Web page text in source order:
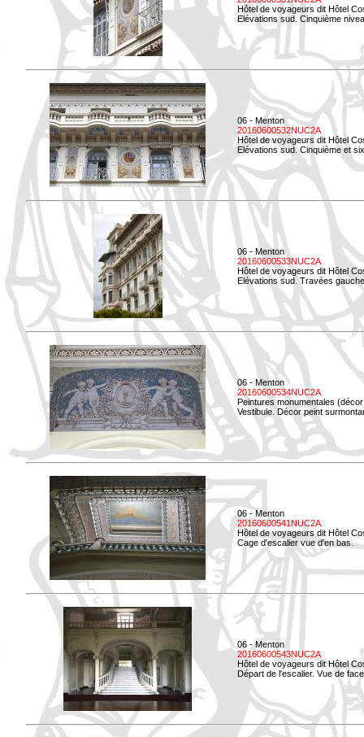
Hôtel de voyageurs dit Hôtel
Elévations sud. Cinquième
06 - Menton
20160600532NUC2A
Hôtel de voyageurs dit Hôtel
Elévations sud. Cinquième et
06 - Menton
20160600533NUC2A
Hôtel de voyageurs dit Hôtel
Elévations sud. Travées
06 - Menton
20160600534NUC2A
Peintures monumentales
Vestibule. Décor peint
06 - Menton
20160600541NUC2A
Hôtel de voyageurs dit Hôtel
Cage d'escalier vue d'en bas.
06 - Menton
20160600543NUC2A
Hôtel de voyageurs dit Hôtel
Départ de l'escalier. Vue de